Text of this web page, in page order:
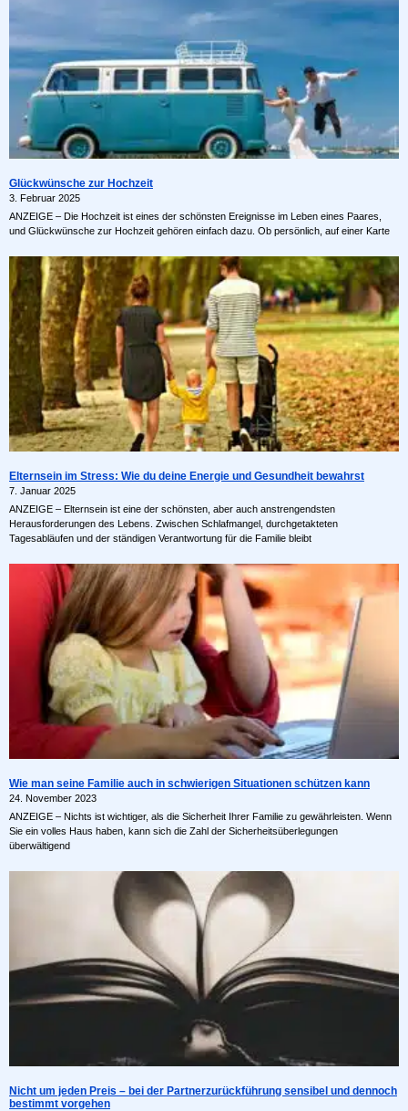
Glückwünsche zur Hochzeit
3. Februar 2025
ANZEIGE – Die Hochzeit ist eines der schönsten Ereignisse im Leben eines Paares,
und Glückwünsche zur Hochzeit gehören einfach dazu. Ob persönlich, auf einer Karte
Elternsein im Stress: Wie du deine Energie und Gesundheit bewahrst
7. Januar 2025
ANZEIGE – Elternsein ist eine der schönsten, aber auch anstrengendsten
Herausforderungen des Lebens. Zwischen Schlafmangel, durchgetakteten
Tagesabläufen und der ständigen Verantwortung für die Familie bleibt
Wie man seine Familie auch in schwierigen Situationen schützen kann
24. November 2023
ANZEIGE – Nichts ist wichtiger, als die Sicherheit Ihrer Familie zu gewährleisten. Wenn
Sie ein volles Haus haben, kann sich die Zahl der Sicherheitsüberlegungen
überwältigend
Nicht um jeden Preis – bei der Partnerzurückführung sensibel und dennoch
bestimmt vorgehen